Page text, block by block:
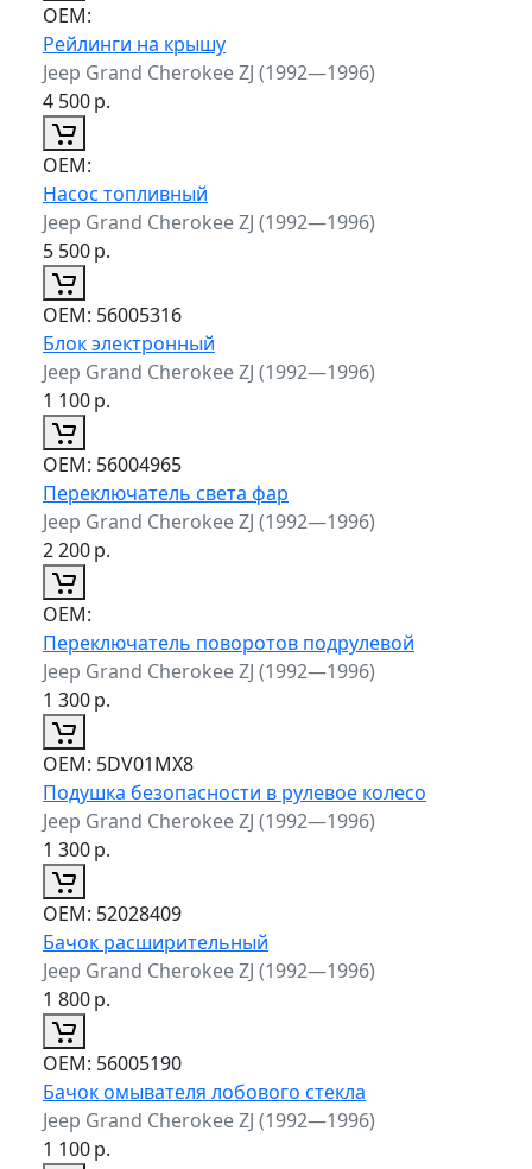
ОЕМ:
Рейлинги на крышу
Jeep Grand Cherokee ZJ (1992—1996)
4 500р.
ОЕМ:
Насос топливный
Jeep Grand Cherokee ZJ (1992—1996)
5 500р.
ОЕМ: 56005316
Блок электронный
Jeep Grand Cherokee ZJ (1992—1996)
1 100р.
ОЕМ: 56004965
Переключатель света фар
Jeep Grand Cherokee ZJ (1992—1996)
2 200р.
ОЕМ:
Переключатель поворотов подрулевой
Jeep Grand Cherokee ZJ (1992—1996)
1 300р.
ОЕМ: 5DV01MX8
Подушка безопасности в рулевое колесо
Jeep Grand Cherokee ZJ (1992—1996)
1 300р.
ОЕМ: 52028409
Бачок расширительный
Jeep Grand Cherokee ZJ (1992—1996)
1 800р.
ОЕМ: 56005190
Бачок омывателя лобового стекла
Jeep Grand Cherokee ZJ (1992—1996)
1 100р.